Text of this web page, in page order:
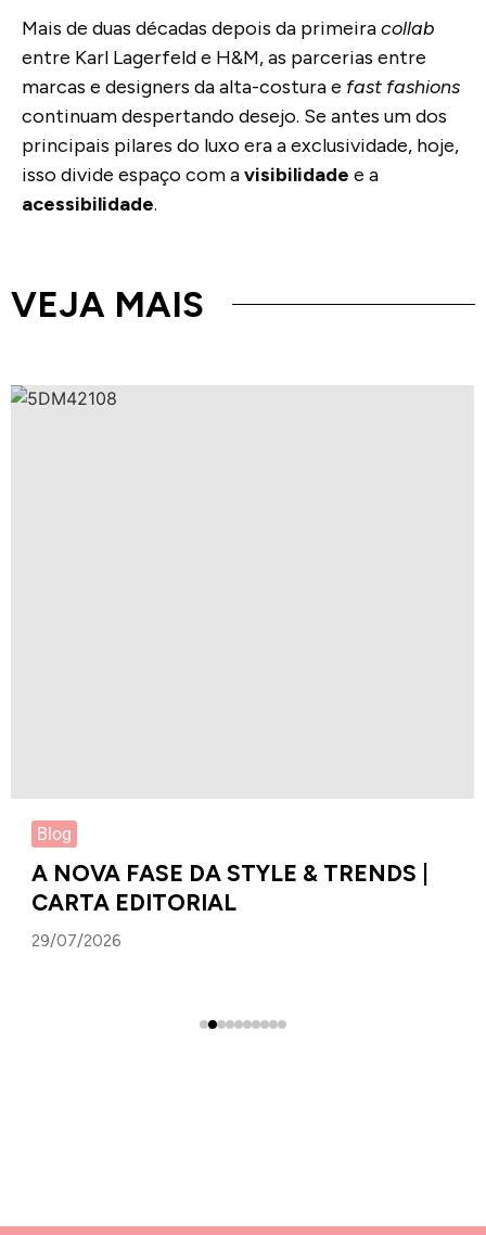
Mais de duas décadas depois da primeiracollab
entre Karl Lagerfeld e H&M, as parcerias entre
marcas e designers da alta-costura e fast fashions
continuam despertando desejo. Se antes um dos
principais pilares do luxo era a exclusividade, hoje,
isso divide espaço com avisibilidade e a
acessibilidade.
VEJA MAIS
Blog
A NOVA FASE DA STYLE & TRENDS |
CARTA EDITORIAL
29/07/2026